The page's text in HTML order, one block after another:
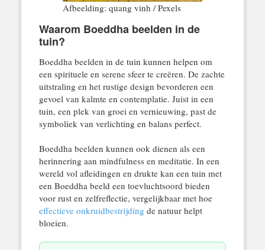
Afbeelding: quang vinh / Pexels
Waarom Boeddha beelden in de
tuin?
Boeddha beelden in de tuin kunnen helpen om
een spirituele en serene sfeer te creëren. De zachte
uitstraling en het rustige design bevorderen een
gevoel van kalmte en contemplatie. Juist in een
tuin, een plek van groei en vernieuwing, past de
symboliek van verlichting en balans perfect.
Boeddha beelden kunnen ook dienen als een
herinnering aan mindfulness en meditatie. In een
wereld vol afleidingen en drukte kan een tuin met
een Boeddha beeld een toevluchtsoord bieden
voor rust en zelfreflectie, vergelijkbaar met hoe
effectieve onkruidbestrijding de natuur helpt
bloeien.